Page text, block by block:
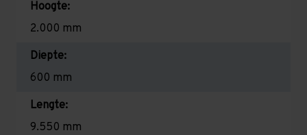
Hoogte:
2.000 mm
Diepte:
600 mm
Lengte:
9.550 mm